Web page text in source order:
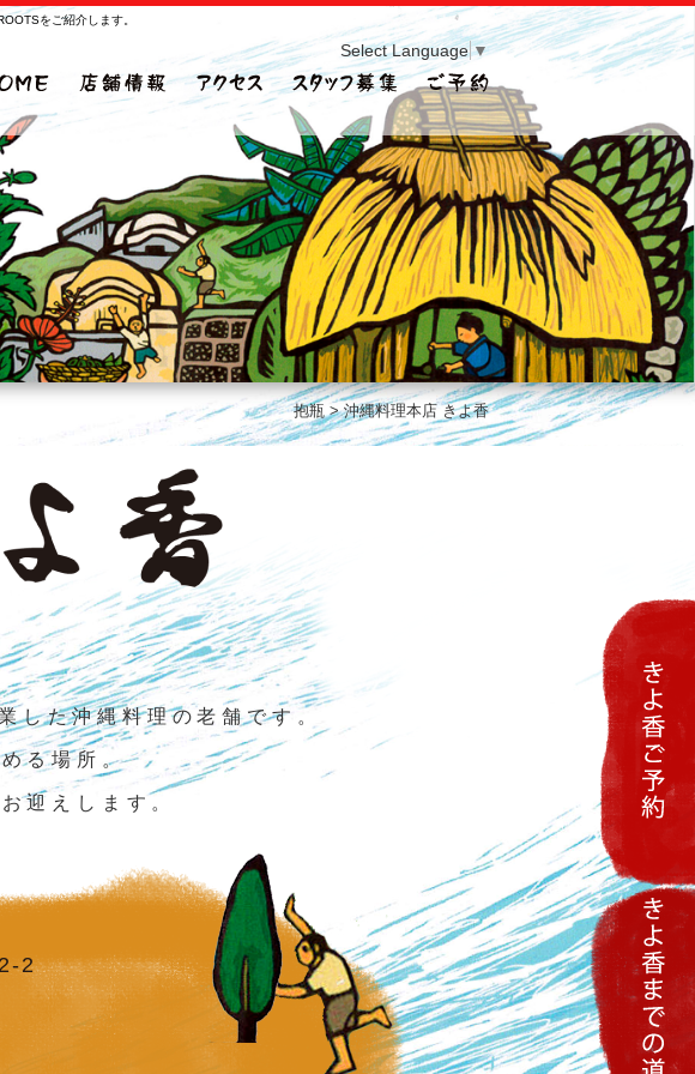
をご紹介します。
Select Language▼
抱瓶>沖縄料理本店 きよ香
した沖縄料理の老舗です。
る場所。
迎えします。
2